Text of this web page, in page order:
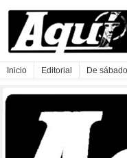
Inicio Editorial De